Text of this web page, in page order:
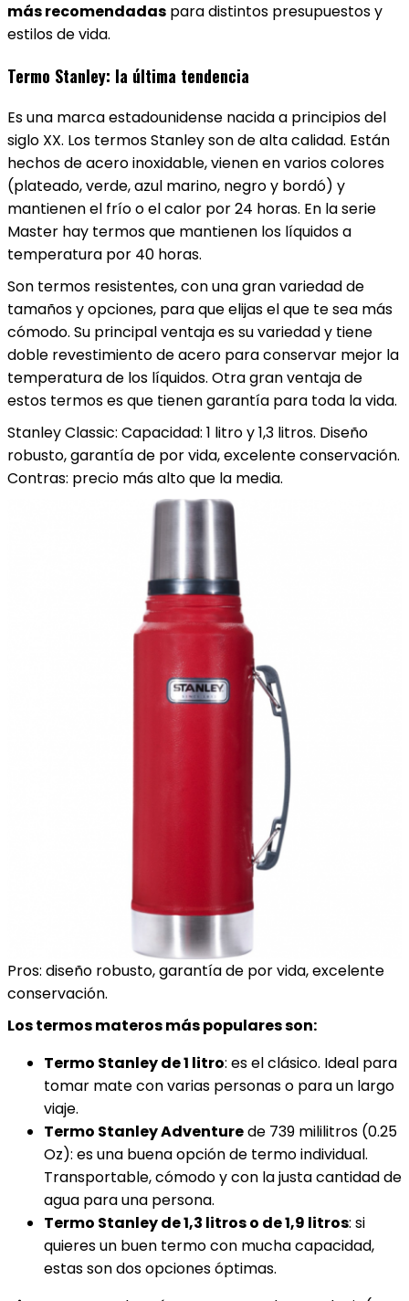
más recomendadas para distintos presupuestos y
estilos de vida.
Termo Stanley: la última tendencia
Es una marca estadounidense nacida a principios del
siglo XX. Los termos Stanley son de alta calidad. Están
hechos de acero inoxidable, vienen en varios colores
(plateado, verde, azul marino, negro y bordó) y
mantienen el frío o el calor por 24 horas. En la serie
Master hay termos que mantienen los líquidos a
temperatura por 40 horas.
Son termos resistentes, con una gran variedad de
tamaños y opciones, para que elijas el que te sea más
cómodo. Su principal ventaja es su variedad y tiene
doble revestimiento de acero para conservar mejor la
temperatura de los líquidos. Otra gran ventaja de
estos termos es que tienen garantía para toda la vida.
Stanley Classic: Capacidad: 1 litro y 1,3 litros. Diseño
robusto, garantía de por vida, excelente conservación.
Contras: precio más alto que la media.
Pros: diseño robusto, garantía de por vida, excelente
conservación.
Los termos materos más populares son:
Termo Stanley de 1 litro: es el clásico. Ideal para
tomar mate con varias personas o para un largo
viaje.
Termo Stanley Adventurede 739 mililitros (0.25
Oz): es una buena opción de termo individual.
Transportable, cómodo y con la justa cantidad de
agua para una persona.
Termo Stanley de 1,3 litros o de 1,9 litros: si
quieres un buen termo con mucha capacidad,
estas son dos opciones óptimas.